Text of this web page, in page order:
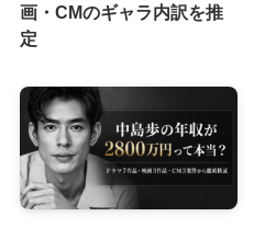
画・CMのギャラ内訳を推
定